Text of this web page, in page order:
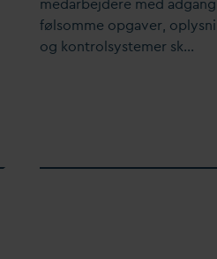
medarbejdere med
følsomme opgaver,
og kontrolsystemer sk…